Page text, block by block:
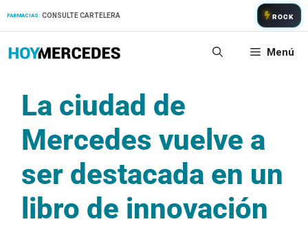
FARMACIAS: CONSULTE CARTELERA ROCK
Menú
La ciudad de
Mercedes vuelve a
ser destacada en un
libro de innovación